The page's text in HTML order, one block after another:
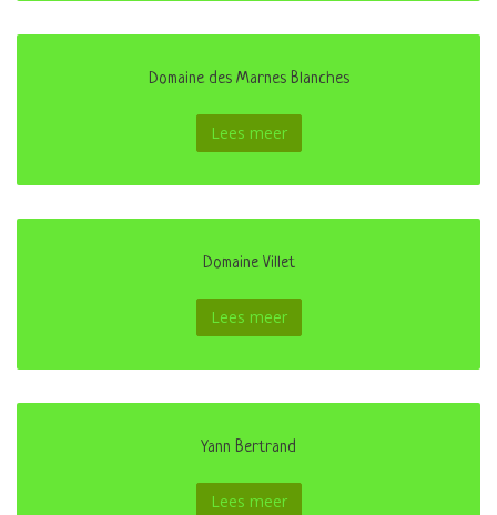
Domaine des Marnes Blanches
Lees meer
Domaine Villet
Lees meer
Yann Bertrand
Lees meer